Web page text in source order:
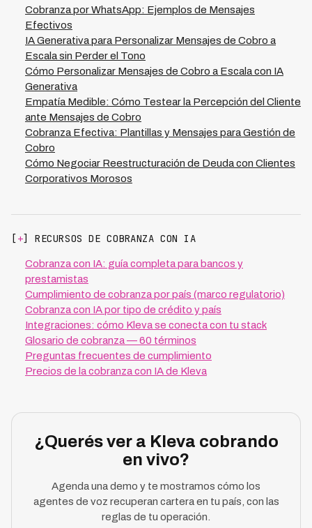
moroso. Kleva utiliza IA para segmentar
automáticamente a deudores y adaptar cada mensaje
en función de qué tipo de comunicación ha demostrado
mayor efectividad para cada grupo, lo que ha permitido
que nuestros clientes en LATAM alcancen tasas de
recuperación del 73% con un costo 70% menor que
métodos convencionales. Las plantillas que incluyen
emojis estratégicos, mensajes en horarios específicos y
opciones de pago flexibles también generan mejores
resultados.
Cobranza por WhatsApp: Ejemplos de Mensajes
Efectivos
IA Generativa para Personalizar Mensajes de Cobro a
Escala sin Perder el Tono
Cómo Personalizar Mensajes de Cobro a Escala con IA
Generativa
Empatía Medible: Cómo Testear la Percepción del Cliente
ante Mensajes de Cobro
Cobranza Efectiva: Plantillas y Mensajes para Gestión de
Cobro
Cómo Negociar Reestructuración de Deuda con Clientes
Corporativos Morosos
[+] RECURSOS DE COBRANZA CON IA
Cobranza con IA: guía completa para bancos y
prestamistas
Cumplimiento de cobranza por país (marco regulatorio)
Cobranza con IA por tipo de crédito y país
Integraciones: cómo Kleva se conecta con tu stack
Glosario de cobranza — 60 términos
Preguntas frecuentes de cumplimiento
Precios de la cobranza con IA de Kleva
¿Querés ver a Kleva cobrando
en vivo?
Agenda una demo y te mostramos cómo los
agentes de voz recuperan cartera en tu país, con las
reglas de tu operación.